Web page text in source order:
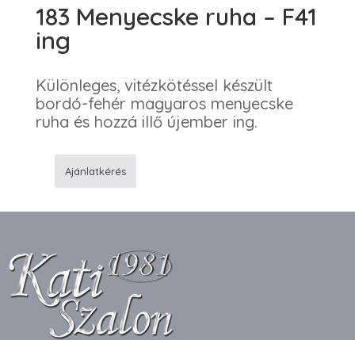
183 Menyecske ruha – F41
ing
Különleges, vitézkötéssel készült
bordó-fehér magyaros menyecske
ruha és hozzá illő újember ing.
ruha
F41
ing
mennyiség
Ajánlatkérés